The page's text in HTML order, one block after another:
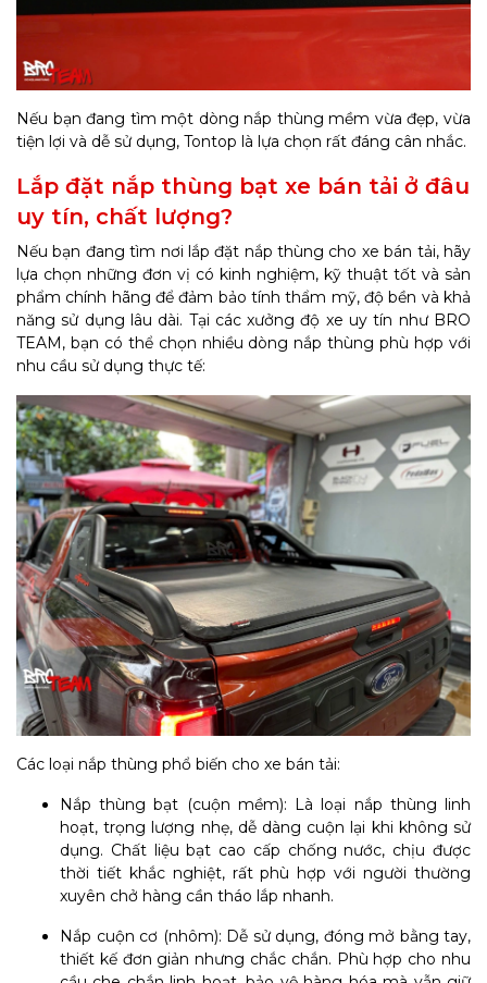
Nếu bạn đang tìm một dòng nắp thùng mềm vừa đẹp, vừa
tiện lợi và dễ sử dụng, Tontop là lựa chọn rất đáng cân nhắc.
Lắp đặt nắp thùng bạt xe bán tải ở đâu
uy tín, chất lượng?
Nếu bạn đang tìm nơi lắp đặt nắp thùng cho xe bán tải, hãy
lựa chọn những đơn vị có kinh nghiệm, kỹ thuật tốt và sản
phẩm chính hãng để đảm bảo tính thẩm mỹ, độ bền và khả
năng sử dụng lâu dài. Tại các xưởng độ xe uy tín như BRO
TEAM, bạn có thể chọn nhiều dòng nắp thùng phù hợp với
nhu cầu sử dụng thực tế:
Các loại nắp thùng phổ biến cho xe bán tải:
Nắp thùng bạt (cuộn mềm): Là loại nắp thùng linh
hoạt, trọng lượng nhẹ, dễ dàng cuộn lại khi không sử
dụng. Chất liệu bạt cao cấp chống nước, chịu được
thời tiết khắc nghiệt, rất phù hợp với người thường
xuyên chở hàng cần tháo lắp nhanh.
Nắp cuộn cơ (nhôm): Dễ sử dụng, đóng mở bằng tay,
thiết kế đơn giản nhưng chắc chắn. Phù hợp cho nhu